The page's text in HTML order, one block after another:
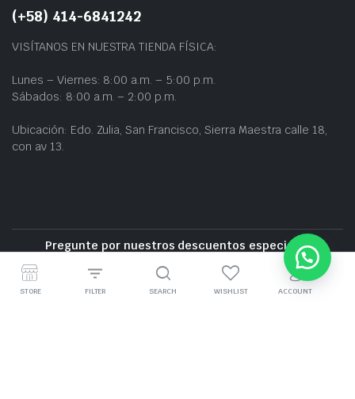
(+58) 414-6841242
VISÍTANOS EN NUESTRA TIENDA FÍSICA:
Lunes – Viernes: 8:00 a.m. – 5:00 p.m.
Sábados: 8:00 a.m. – 2:00 p.m.
Ubicación: Edo. Zulia, San Francisco, Sierra Maestra calle 18,
con av 13.
Pregunte por nuestros descuentos especiales
Entrega gratuita cerca de la zona
STORE FILTER SEARCH WISHLIST ACCOUNT